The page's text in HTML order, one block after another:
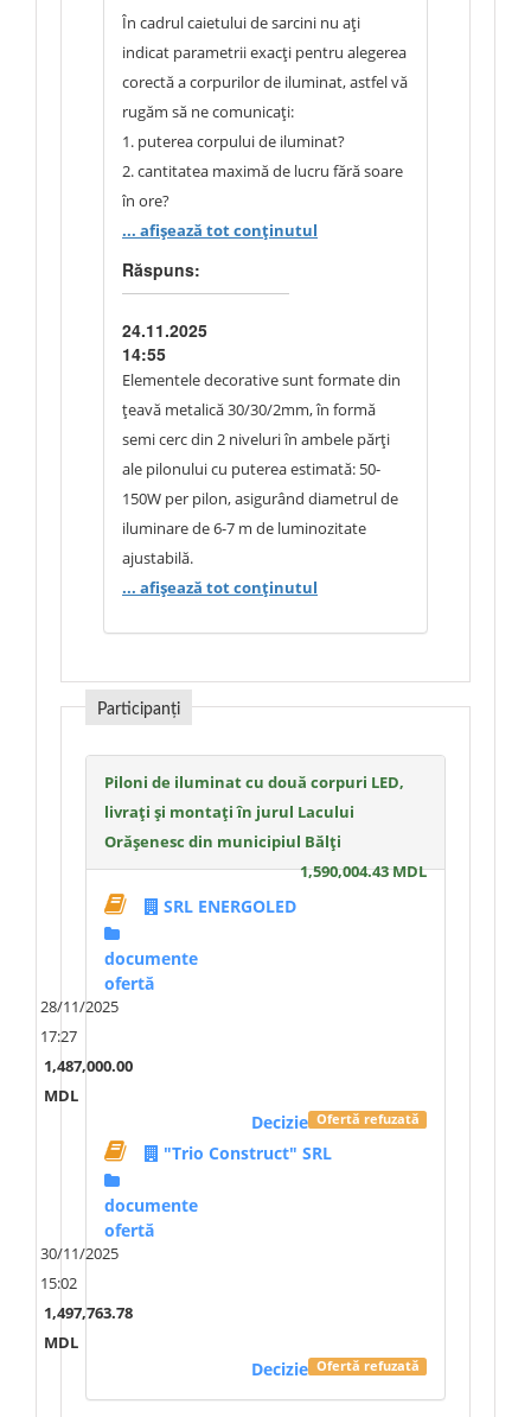
În cadrul caietului de sarcini nu ați
indicat parametrii exacți pentru alegerea
corectă a corpurilor de iluminat, astfel vă
rugăm să ne comunicați:
1. puterea corpului de iluminat?
2. cantitatea maximă de lucru fără soare
în ore?
3. Tensiunea corpurilor de iluminat?
... afișează tot conținutul
Răspuns:
24.11.2025
14:55
Elementele decorative sunt formate din
țeavă metalică 30/30/2mm, în formă
semi cerc din 2 niveluri în ambele părți
ale pilonului cu puterea estimată: 50-
150W per pilon, asigurând diametrul de
iluminare de 6-7 m de luminozitate
ajustabilă.
Temperatura de culoare de 6500K, cu
de noapte
Alimentare: Autonomă, fără conexiune la
ion, capacitate 100-200 Ah pentru
autonomie de 2-3 zile fără soare) și
controler inteligent pentru gestionarea
încărcării și activării (ex. cu senzor de
lumină/crepuscular).
lacului, la distanță medie de 14,71m și
galvanizat, sau din material rezistent la
echipați cu 2 dispozitive LED per pilon
(eficiență ≥ 150 lm/W, protecție IP65
Componente solare: Fiecare pilon
include panou solar monocristalin (50-
pentru optimizarea încărcării și senzor
... afișează tot conținutul
Participanți
Piloni de iluminat cu două corpuri LED,
livrați și montați în jurul Lacului
Orășenesc din municipiul Bălți
1,590,004.43 MDL
SRL ENERGOLED
documente
ofertă
28/11/2025
17:27
1,487,000.00
MDL
Ofertă refuzată
Decizie
"Trio Construct" SRL
documente
ofertă
30/11/2025
15:02
1,497,763.78
MDL
Ofertă refuzată
Decizie